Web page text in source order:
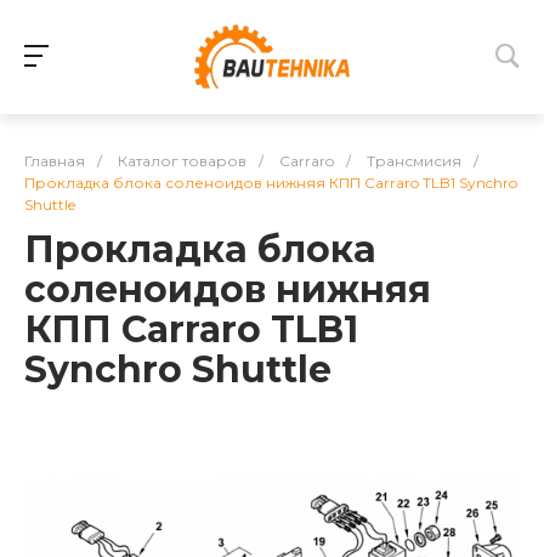
Главная / Каталог товаров / Carraro / Трансмисия
/
Прокладка блока соленоидов нижняя КПП Carraro TLB1 Synchro
Shuttle
Прокладка блока
соленоидов нижняя
КПП Carraro TLB1
Synchro Shuttle